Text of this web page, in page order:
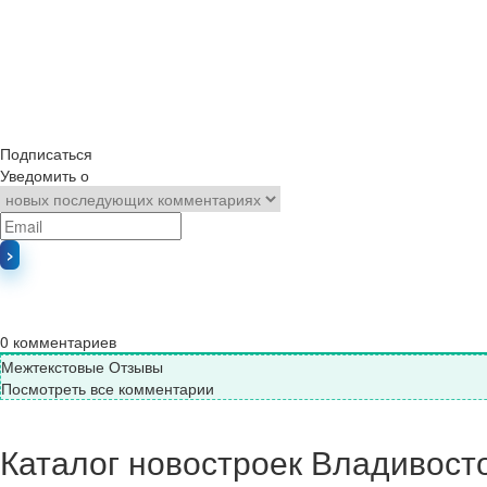
Подписаться
Уведомить о
0 комментариев
Межтекстовые Отзывы
Посмотреть все комментарии
Каталог новостроек